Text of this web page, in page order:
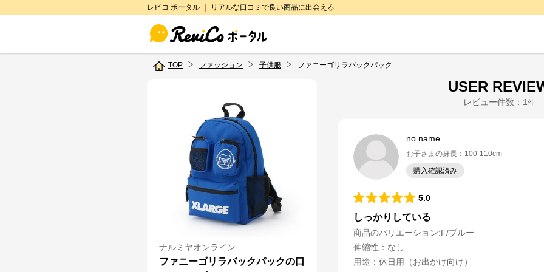
レビコ ポータル ｜ リアルな口コミで良い商品に出会える
TOP ファッション 子供服 ファニーゴリラバックパック
ナルミヤオンライン
ファニーゴリラバックパックの口
USER
レビュー件数： 1 件
no name
お子さまの身長 ： 100-110cm
購入確認済み
5.0
しっかりしている
商品のバリエーション:F/ブルー
伸縮性 ： なし
用途 ： 休日用（お出かけ向け）